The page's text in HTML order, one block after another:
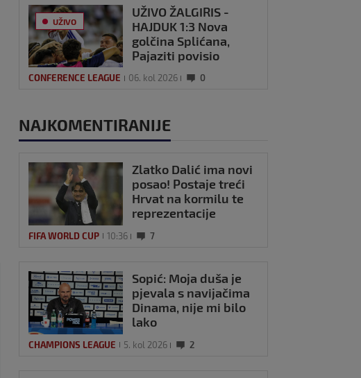
UŽIVO
UŽIVO ŽALGIRIS -
HAJDUK 1:3 Nova
golčina Splićana,
Pajaziti povisio
CONFERENCE LEAGUE 06. kol 2026 0
NAJKOMENTIRANIJE
Zlatko Dalić ima novi
posao! Postaje treći
Hrvat na kormilu te
reprezentacije
FIFA WORLD CUP 10:36 7
Sopić: Moja duša je
pjevala s navijačima
Dinama, nije mi bilo
lako
CHAMPIONS LEAGUE 5. kol 2026 2